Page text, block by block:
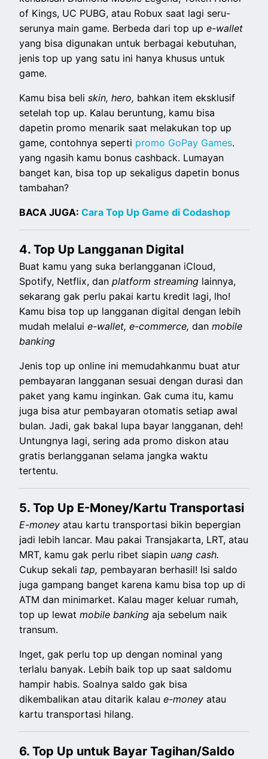
of Kings, UC PUBG, atau Robux saat lagi seru-
serunya main game. Berbeda dari top upe-wallet
yang bisa digunakan untuk berbagai kebutuhan,
jenis top up yang satu ini hanya khusus untuk
game.
Kamu bisa beliskin, hero, bahkan item eksklusif
setelah top up. Kalau beruntung, kamu bisa
dapetin promo menarik saat melakukan top up
game, contohnya seperti promo GoPay Games.
yang ngasih kamu bonus cashback. Lumayan
banget kan, bisa top up sekaligus dapetin bonus
tambahan?
BACA JUGA:Cara Top Up Game di Codashop
4. Top Up Langganan Digital
Buat kamu yang suka berlangganan iCloud,
Spotify, Netflix, danplatform streaming lainnya,
sekarang gak perlu pakai kartu kredit lagi, lho!
Kamu bisa top up langganan digital dengan lebih
mudah melaluie-wallet, e-commerce,danmobile
banking
Jenis top up online ini memudahkanmu buat atur
pembayaran langganan sesuai dengan durasi dan
paket yang kamu inginkan. Gak cuma itu, kamu
juga bisa atur pembayaran otomatis setiap awal
bulan. Jadi, gak bakal lupa bayar langganan, deh!
Untungnya lagi, sering ada promo diskon atau
gratis berlangganan selama jangka waktu
tertentu.
5. Top Up E-Money/Kartu Transportasi
E-moneyatau kartu transportasi bikin bepergian
jadi lebih lancar. Mau pakai Transjakarta, LRT, atau
MRT, kamu gak perlu ribet siapin uang cash.
Cukup sekali tap, pembayaran berhasil! Isi saldo
juga gampang banget karena kamu bisa top up di
ATM dan minimarket. Kalau mager keluar rumah,
top up lewatmobile bankingaja sebelum naik
transum.
Inget, gak perlu top up dengan nominal yang
terlalu banyak. Lebih baik top up saat saldomu
hampir habis. Soalnya saldo gak bisa
dikembalikan atau ditarik kalaue-moneyatau
kartu transportasi hilang.
6. Top Up untuk Bayar Tagihan/Saldo